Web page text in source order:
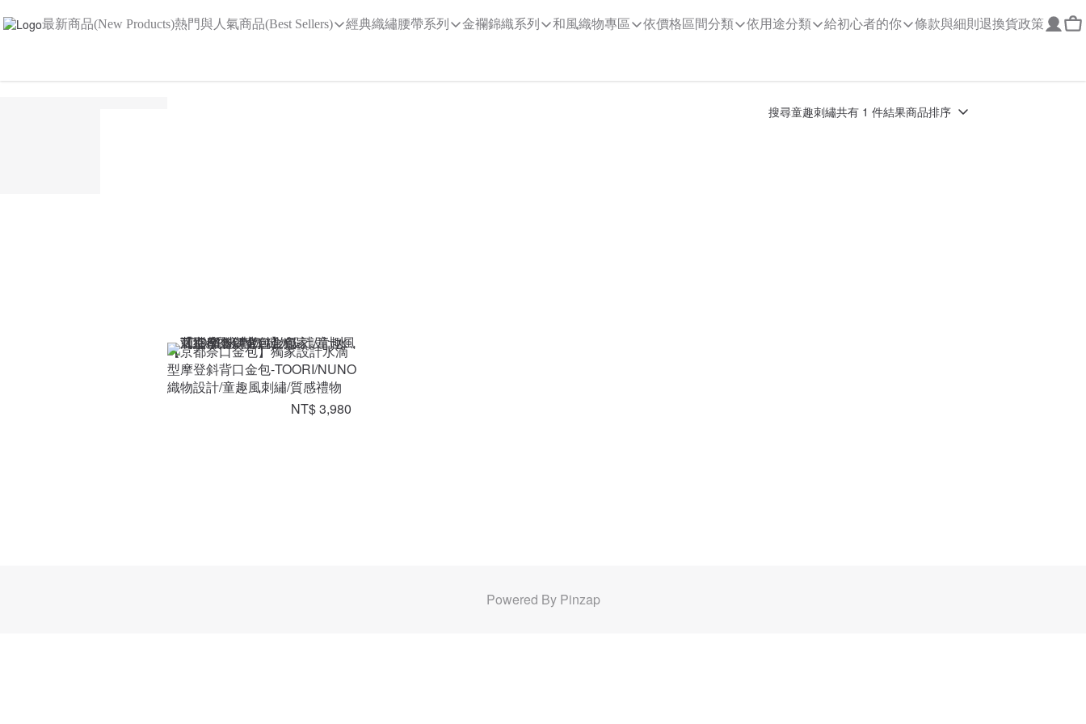
最新商品(New Products)熱門與人氣商品(Best Sellers) 經典織繡腰帶系列 金襴錦織系列 和風織物專區 依價格區間分類 依用途分類 給初心者的你 條款與細則 退換貨政策
搜尋童趣刺繡共有 1 件結果商品排序
【京都奈口金包】獨家設計水滴
型摩登斜背口金包-TOORI/NUNO
織物設計/童趣風刺繡/質感禮物
NT$ 3,980
Powered By Pinzap